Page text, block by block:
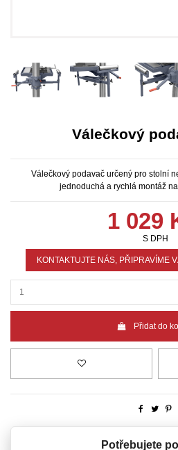
Válečkový
Válečkový podavač určený pro stolní
jednoduchá a rychlá montáž
1 029
S DPH
KONTAKTUJTE NÁS, PŘIPRAVÍME
Přidat do
Potřebujete